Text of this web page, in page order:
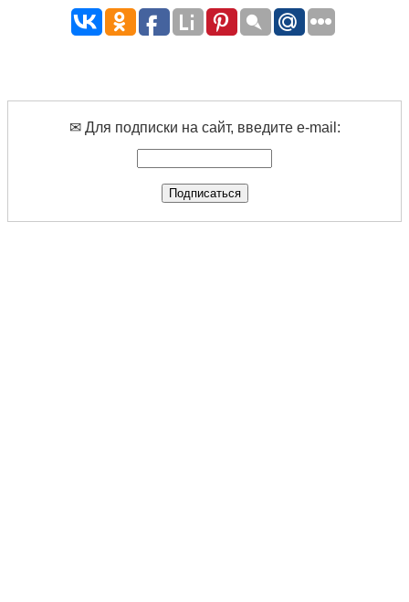
✉ Для подписки на сайт, введите e-mail: